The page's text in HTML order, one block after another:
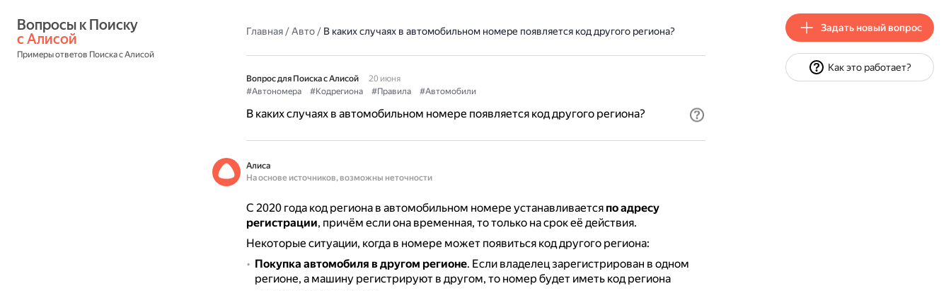
с Алисой
Примеры ответов Поиска с Алисой
Главная/Авто/ В каких случаях в автомобильном номере появляется код другого региона?
Вопрос для Поиска с Алисой
20 июня
#Автономера
#Кодрегиона #Правила #Автомобили
В каких случаях в автомобильном номере появляется код другого региона?
Алиса
На основе источников, возможны неточности
С 2020 года код региона в автомобильном номере устанавливается по адресу
регистрации, причём если она временная, то только на срок её действия.
Некоторые ситуации, когда в номере может появиться код другого региона:
Покупка автомобиля в другом регионе. Если владелец зарегистрирован в одном
регионе, а машину регистрируют в другом, то номер будет иметь код региона
Задать новый вопрос
Как это работает?